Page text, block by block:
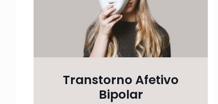
Transtorno Afetivo
Bipolar